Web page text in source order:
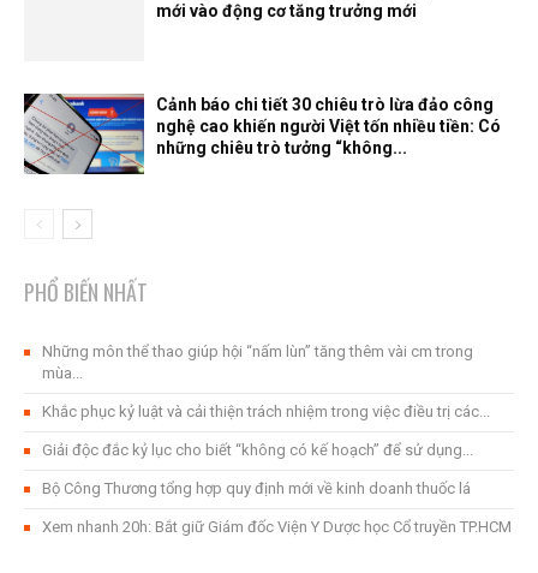
mới vào động cơ tăng trưởng mới
Cảnh báo chi tiết 30 chiêu trò lừa đảo công
nghệ cao khiến người Việt tốn nhiều tiền: Có
những chiêu trò tưởng “không...
PHỔ BIẾN NHẤT
Những môn thể thao giúp hội “nấm lùn” tăng thêm vài cm trong
mùa...
Khắc phục kỷ luật và cải thiện trách nhiệm trong việc điều trị các...
Giải độc đắc kỷ lục cho biết “không có kế hoạch” để sử dụng...
Bộ Công Thương tổng hợp quy định mới về kinh doanh thuốc lá
Xem nhanh 20h: Bắt giữ Giám đốc Viện Y Dược học Cổ truyền TP.HCM